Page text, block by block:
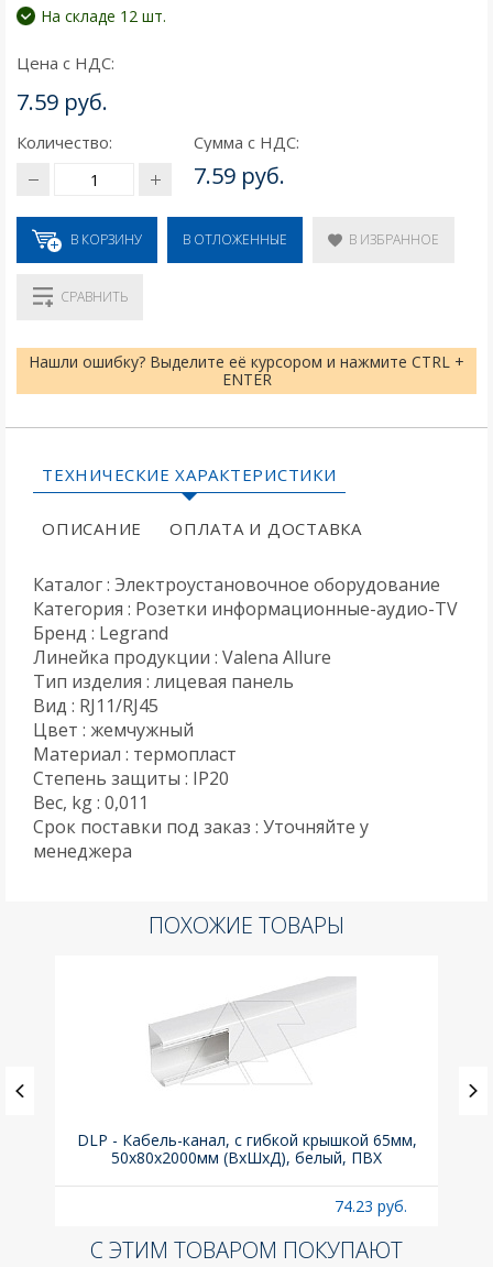
На складе 12 шт.
Цена с НДС:
7.59 руб.
Количество: Сумма с НДС:
7.59 руб.
В КОРЗИНУ В ОТЛОЖЕННЫЕ В ИЗБРАННОЕ
СРАВНИТЬ
Нашли ошибку? Выделите её курсором и нажмите CTRL +
ENTER
ТЕХНИЧЕСКИЕ ХАРАКТЕРИСТИКИ
ОПИСАНИЕ ОПЛАТА И ДОСТАВКА
Каталог : Электроустановочное оборудование
Категория : Розетки информационные-аудио-TV
Бренд : Legrand
Линейка продукции : Valena Allure
Тип изделия : лицевая панель
Вид : RJ11/RJ45
Цвет : жемчужный
Материал : термопласт
Степень защиты : IP20
Вес, kg : 0,011
Срок поставки под заказ : Уточняйте у
менеджера
ПОХОЖИЕ ТОВАРЫ
DLP - Кабель-канал, с гибкой крышкой 65мм,
50x80х2000мм (ВхШхД), белый, ПВХ
74.23 руб.
С ЭТИМ ТОВАРОМ ПОКУПАЮТ